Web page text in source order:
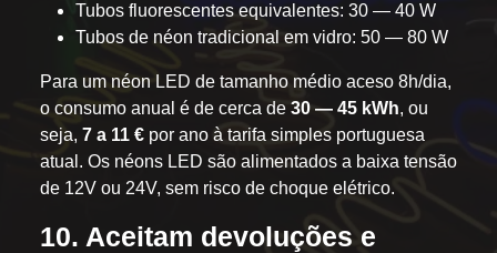
Tubos fluorescentes equivalentes: 30 — 40 W
Tubos de néon tradicional em vidro: 50 — 80 W
Para um néon LED de tamanho médio aceso 8h/dia,
o consumo anual é de cerca de 30 — 45 kWh, ou
seja, 7 a 11 € por ano à tarifa simples portuguesa
atual. Os néons LED são alimentados a baixa tensão
de 12V ou 24V, sem risco de choque elétrico.
10. Aceitam devoluções e